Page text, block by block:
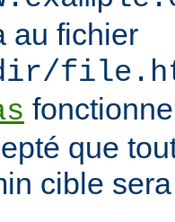
au fichier
que
cible